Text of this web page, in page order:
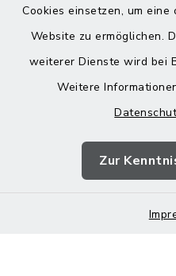
Cookies einsetzen, um
Website zu ermöglichen.
weiterer Dienste wird bei
Weitere
Zur